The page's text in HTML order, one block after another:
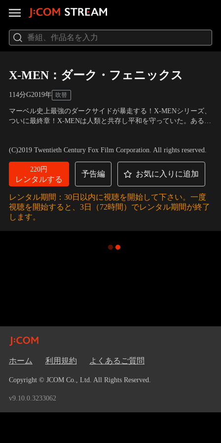
X-MEN：ダーク・フェニックス
114分G2019年 吹替
マーベル史上最強のダークサイドが暴走する！X-MENシリーズ、
ついに最終章！X-MENは人類と共存し平和を守っていた。ある
でいた彼女のもう一つの人格“ダーク・フェニックス”が覚醒。仲
間たちは彼女を救おうと手を差し伸べるが…。
(C)2019 Twentieth Century Fox Film Corporation. All rights reserved.
220円
レンタルする
予告編 お気に入りに追加
レンタル期間：30日以内に視聴を開始して下さい。一度
視聴を開始すると、3日（72時間）でレンタル期間が終了
します。
ホーム 利用規約 よくあるご質問
Copyright © JCOM Co., Ltd. All Rights Reserved.
v9.10.0.3233062